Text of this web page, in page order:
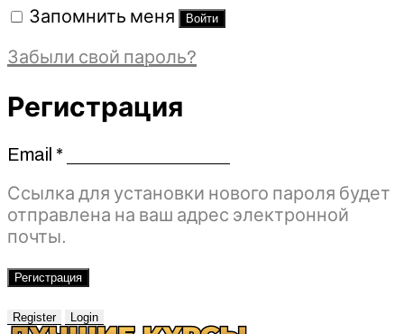
Запомнить меня Войти
Забыли свой пароль?
Регистрация
Email *Обязательно
Ссылка для установки нового пароля будет
отправлена ​​на ваш адрес электронной
почты.
Регистрация
Register Login